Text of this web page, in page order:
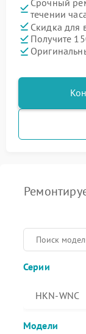
течении
Скидка для
Получите
Серии
HKN-WNC
Модели